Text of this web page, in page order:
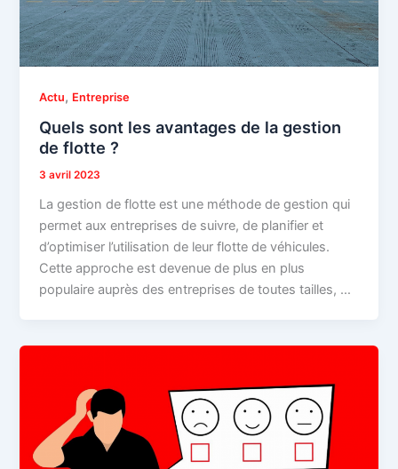
Actu, Entreprise
Quels sont les avantages de la gestion
de flotte ?
3 avril 2023
La gestion de flotte est une méthode de gestion qui
permet aux entreprises de suivre, de planifier et
d’optimiser l’utilisation de leur flotte de véhicules.
Cette approche est devenue de plus en plus
populaire auprès des entreprises de toutes tailles, …